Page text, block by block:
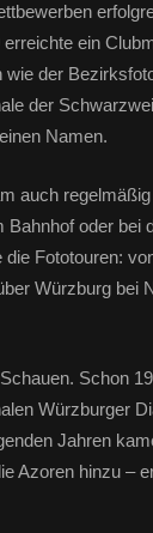
ein
der
der
Namen.
auch
oder bei
Fototouren:
Würzburg bei
Schon
Würzburger
Jahren
Azoren hinzu –